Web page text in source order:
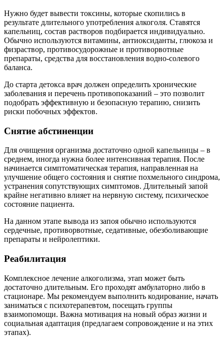
Нужно будет вывести токсины, которые скопились в
результате длительного употребления алкоголя. Ставятся
капельниц, состав растворов подбирается индивидуально.
Обычно используются витамины, антиоксиданты, глюкоза и
физраствор, противосудорожные и противорвотные
препараты, средства для восстановления водно-солевого
баланса.
До старта детокса врач должен определить хронические
заболевания и перечень противопоказаний – это позволит
подобрать эффективную и безопасную терапию, снизить
риски побочных эффектов.
Снятие абстиненции
Для очищения организма достаточно одной капельницы – в
среднем, иногда нужна более интенсивная терапия. После
начинается симптоматическая терапия, направленная на
улучшение общего состояния и снятие похмельного синдрома,
устранения сопутствующих симптомов. Длительный запой
крайне негативно влияет на нервную систему, психическое
состояние пациента.
На данном этапе вывода из запоя обычно используются
сердечные, противорвотные, седативные, обезболивающие
препараты и нейролептики.
Реабилитация
Комплексное лечение алкоголизма, этап может быть
достаточно длительным. Его проходят амбулаторно либо в
стационаре. Мы рекомендуем выполнить кодирование, начать
заниматься с психотерапевтом, посещать группы
взаимопомощи. Важна мотивация на новый образ жизни и
социальная адаптация (предлагаем сопровождение и на этих
этапах).